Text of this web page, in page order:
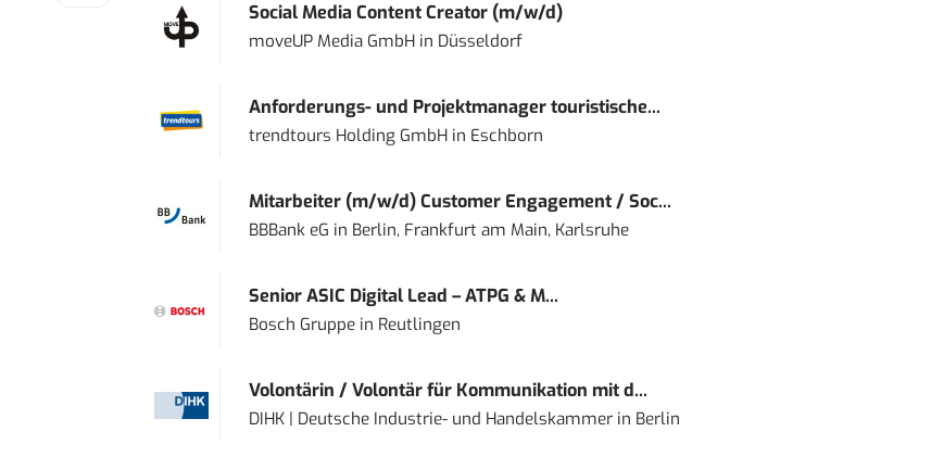
Social Media Content Creator (m/w/d)
moveUP Media GmbHin Düsseldorf
Anforderungs- und Projektmanager touristische...
trendtours Holding GmbHin Eschborn
Mitarbeiter (m/w/d) Customer Engagement / Soc...
BBBank eG in Berlin, Frankfurt am Main, Karlsruhe
Senior ASIC Digital Lead – ATPG & M...
Bosch Gruppein Reutlingen
Volontärin / Volontär für Kommunikation mit d...
DIHK | Deutsche Industrie- und Handelskammerin Berlin